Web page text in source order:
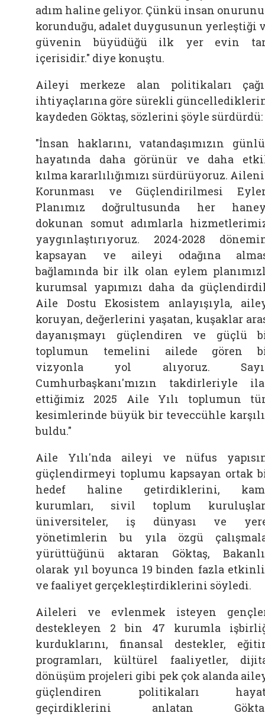
adım haline geliyor. Çünkü insan
korunduğu, adalet duygusunun yerleştiği
güvenin büyüdüğü ilk yer evin
içerisidir." diye konuştu.
Aileyi merkeze alan politikaları
ihtiyaçlarına göre sürekli
kaydeden Göktaş, sözlerini şöyle sürdürdü:
"İnsan haklarını, vatandaşımızın
hayatında daha görünür ve daha
kılma kararlılığımızı sürdürüyoruz.
Korunması ve Güçlendirilmesi
Planımız doğrultusunda her
dokunan somut adımlarla
yaygınlaştırıyoruz. 2024-2028
kapsayan ve aileyi odağına
bağlamında bir ilk olan eylem
kurumsal yapımızı daha da
Aile Dostu Ekosistem anlayışıyla,
koruyan, değerlerini yaşatan, kuşaklar
dayanışmayı güçlendiren ve güçlü
toplumun temelini ailede gören
vizyonla yol alıyoruz.
Cumhurbaşkanı'mızın takdirleriyle
ettiğimiz 2025 Aile Yılı toplumun
kesimlerinde büyük bir teveccühle
buldu."
Aile Yılı'nda aileyi ve nüfus
güçlendirmeyi toplumu kapsayan ortak
hedef haline getirdiklerini,
kurumları, sivil toplum
üniversiteler, iş dünyası ve
yönetimlerin bu yıla özgü
yürüttüğünü aktaran Göktaş,
olarak yıl boyunca 19 binden fazla
ve faaliyet gerçekleştirdiklerini söyledi.
Aileleri ve evlenmek isteyen
destekleyen 2 bin 47 kurumla
kurduklarını, finansal destekler,
programları, kültürel faaliyetler,
dönüşüm projeleri gibi pek çok alanda
güçlendiren politikaları
geçirdiklerini anlatan